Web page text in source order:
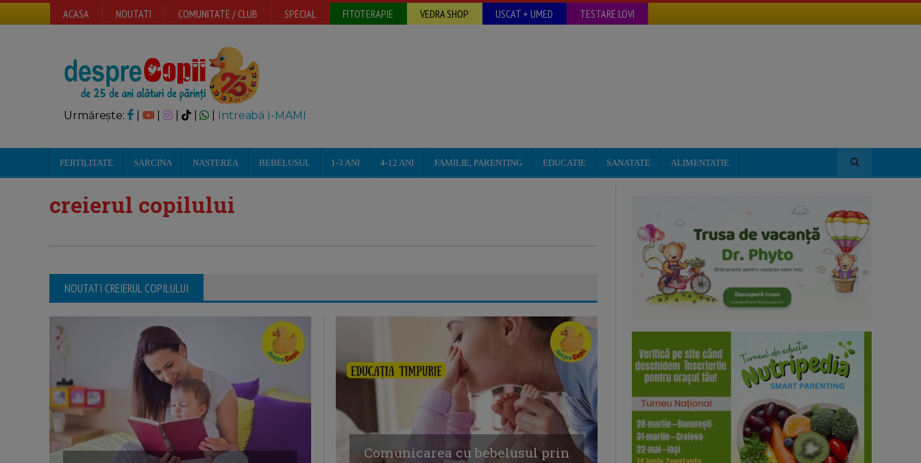
ACASA NOUTATI COMUNITATE / CLUB SPECIAL FITOTERAPIE VEDRA SHOP USCAT + UMED TESTARE LOVI
Urmărește: | | Intreabă I-MAMI
FERTILITATE SARCINA NASTEREA BEBELUSUL 1-3 ANI 4-12 ANI FAMILIE, PARENTING EDUCATIE SANATATE ALIMENTATIE
creierul copilului
NOUTATI CREIERUL COPILULUI
Comunicarea cu bebelusul prin